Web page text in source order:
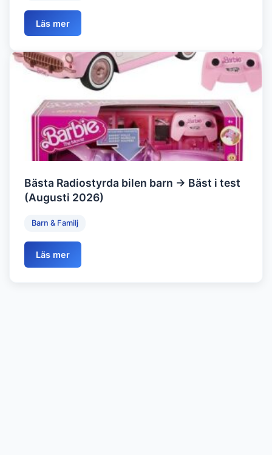
Läs mer
Bästa Radiostyrda bilen barn → Bäst i test
(Augusti 2026)
Barn & Familj
Läs mer